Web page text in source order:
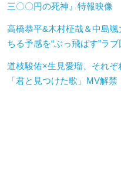
三〇〇円の死神』特報映像
高橋恭平&木村柾哉＆中島
ちる予感を“ぶっ飛ばす”ラ
道枝駿佑×生見愛瑠、それ
「君と見つけた歌」MV解禁